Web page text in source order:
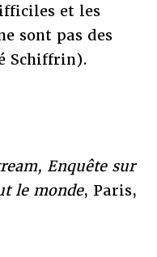
et les
sont pas des
Schiffrin).
Enquête sur
le monde, Paris,